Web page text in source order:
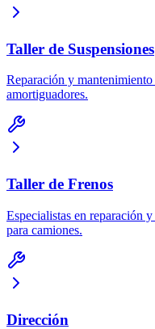
Taller de Suspensiones
Reparación y
amortiguadores.
Taller de Frenos
Especialistas en reparación
para camiones.
Dirección